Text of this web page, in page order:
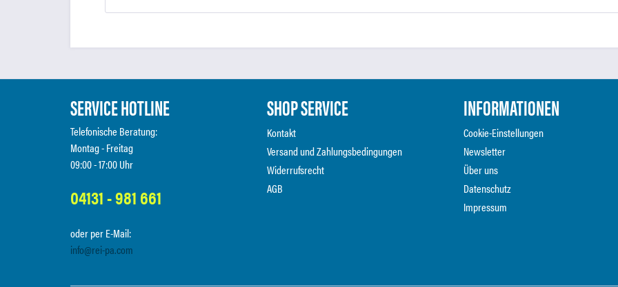
SERVICE HOTLINE
Telefonische Beratung:
Montag - Freitag
09:00 - 17:00 Uhr
04131 - 981 661
oder per E-Mail:
info@rei-pa.com
SHOP SERVICE
Kontakt
Versand und Zahlungsbedingungen
Widerrufsrecht
AGB
INFORMATIONEN
Cookie-Einstellungen
Newsletter
Über uns
Datenschutz
Impressum